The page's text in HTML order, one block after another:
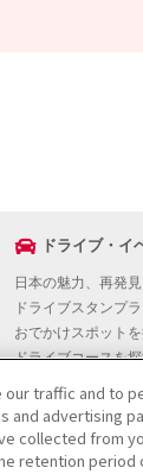
ドライブ・イ
日本の魅力、再発
ドライブスタンプ
おでかけスポット
ドライブコースを
イベントを探す
地図から探す
お役立ち情報
ドライブ情報ペー
traffic and to
advertising
collected from
retention period